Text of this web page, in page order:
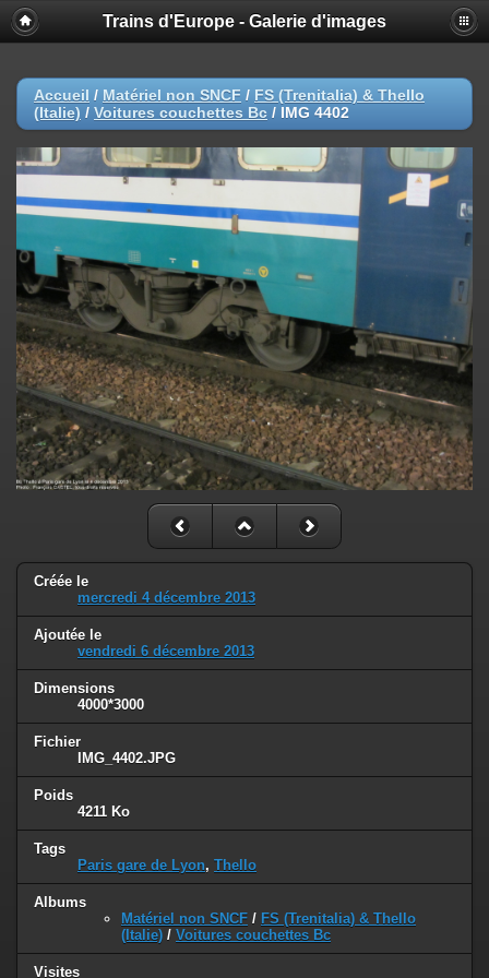
Trains d'Europe - Galerie d'images
Accueil / Matériel non SNCF / FS (Trenitalia) & Thello
(Italie) / Voitures couchettes Bc / IMG 4402
Créée le
mercredi 4 décembre 2013
Ajoutée le
vendredi 6 décembre 2013
Dimensions
4000*3000
Fichier
IMG_4402.JPG
Poids
4211 Ko
Tags
Paris gare de Lyon, Thello
Albums
Matériel non SNCF / FS (Trenitalia) & Thello
(Italie) / Voitures couchettes Bc
Visites